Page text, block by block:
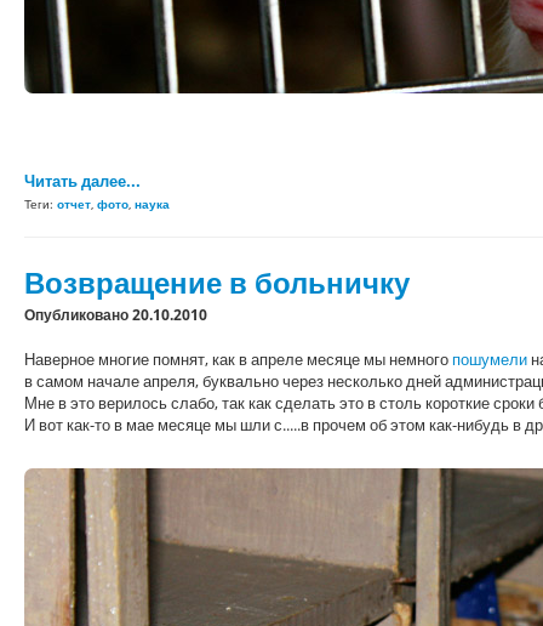
Читать далее...
Теги: отчет, фото, наука
Возвращение в больничку
Опубликовано 20.10.2010
Наверное многие помнят, как в апреле месяце мы немногопошумели
в самом начале апреля, буквально через несколько дней
Мне в это верилось слабо, так как сделать это в столь короткие
И вот как-то в мае месяце мы шли с.....в прочем об этом как-нибудь в